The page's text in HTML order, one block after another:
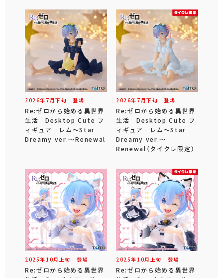
2026年 7 月下旬 登場
Re:ゼロから始める異世界
生活 Desktop Cute フ
ィギュア レム～Star
Dreamy ver.～Renewal
2026年 7 月下旬 登場
Re:ゼロから始める異世界
生活 Desktop Cute フ
ィギュア レム～Star
Dreamy ver.～
Renewal（タイクレ限定）
2025年 10月 上旬 登場
Re:ゼロから始める異世界
2025年 10月 上旬 登場
Re:ゼロから始める異世界